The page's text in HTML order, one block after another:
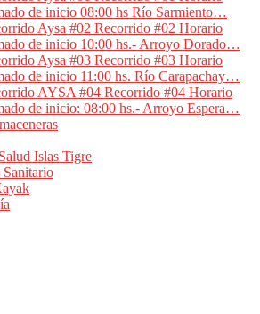
de inicio 08:00 hs Río Sarmiento…
Aysa #02 Recorrido #02 Horario
de inicio 10:00 hs.- Arroyo Dorado…
Aysa #03 Recorrido #03 Horario
de inicio 11:00 hs. Río Carapachay…
AYSA #04 Recorrido #04 Horario
de inicio: 08:00 hs.- Arroyo Espera…
Islas Tigre
Sanitario